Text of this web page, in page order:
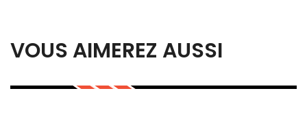
VOUS AIMEREZ AUSSI